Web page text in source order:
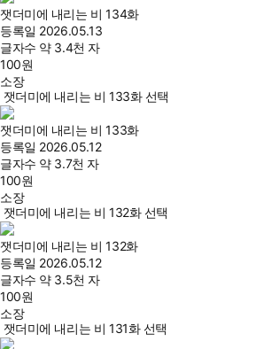
잿더미에 내리는 비 134화
등록일 2026.05.13
글자수 약 3.4천 자
100원
소장
잿더미에 내리는 비 133화 선택
잿더미에 내리는 비 133화
등록일 2026.05.12
글자수 약 3.7천 자
100원
소장
잿더미에 내리는 비 132화 선택
잿더미에 내리는 비 132화
등록일 2026.05.12
글자수 약 3.5천 자
100원
소장
잿더미에 내리는 비 131화 선택